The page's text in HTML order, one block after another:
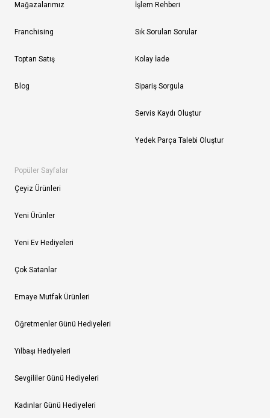
Mağazalarımız
Franchising
Toptan Satış
Blog
İşlem Rehberi
Sık Sorulan Sorular
Kolay İade
Sipariş Sorgula
Servis Kaydı Oluştur
Yedek Parça Talebi Oluştur
Popüler Sayfalar
Çeyiz Ürünleri
Yeni Ürünler
Yeni Ev Hediyeleri
Çok Satanlar
Emaye Mutfak Ürünleri
Öğretmenler Günü Hediyeleri
Yılbaşı Hediyeleri
Sevgililer Günü Hediyeleri
Kadınlar Günü Hediyeleri